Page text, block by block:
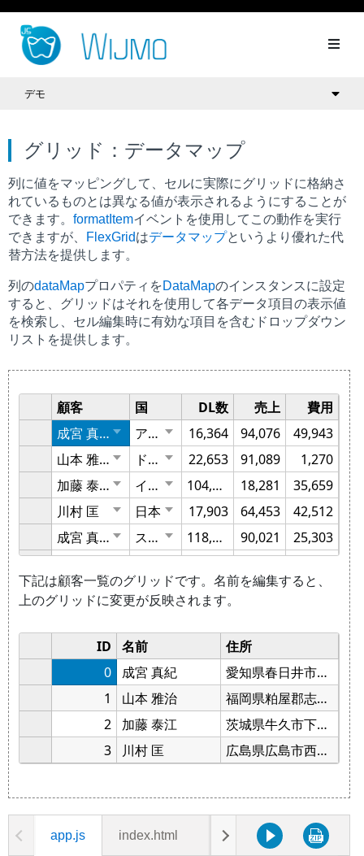
デモ
グリッド：データマップ
列に値をマッピングして、セルに実際にグリッドに格納さ
れているものとは異なる値が表示されるようにすることが
できます。 formatItemイベントを使用してこの動作を実行
できますが、
FlexGridはデータマップというより優れた代
替方法を提供します。
列のdataMapプロパティをDataMapのインスタンスに設定
すると、グリッドはそれを使用して各データ項目の表示値
を検索し、セル編集時に有効な項目を含むドロップダウン
リストを提供します。
app.js index.html styles.css